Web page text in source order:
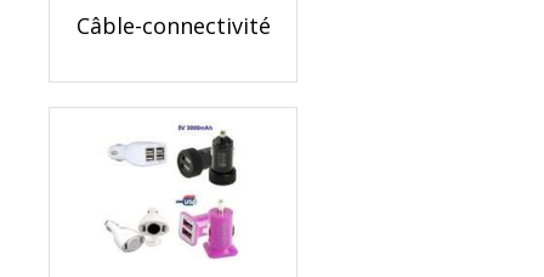
Câble-connectivité